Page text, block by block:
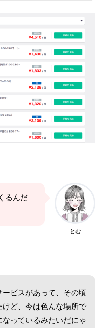
るんだ
とむ
ビスがあって、その頃
けど、今は色んな場所で
っているみたいだにゃ